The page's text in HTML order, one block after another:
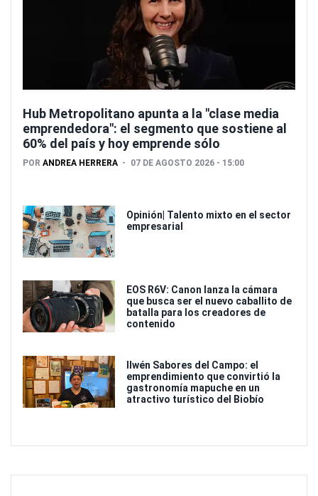
Hub Metropolitano apunta a la "clase media
emprendedora": el segmento que sostiene al
60% del país y hoy emprende sólo
POR ANDREA HERRERA 07 DE AGOSTO 2026 - 15:00
Opinión| Talento mixto en el sector
empresarial
EOS R6V: Canon lanza la cámara
que busca ser el nuevo caballito de
batalla para los creadores de
contenido
Ilwén Sabores del Campo: el
emprendimiento que convirtió la
gastronomía mapuche en un
atractivo turístico del Biobío